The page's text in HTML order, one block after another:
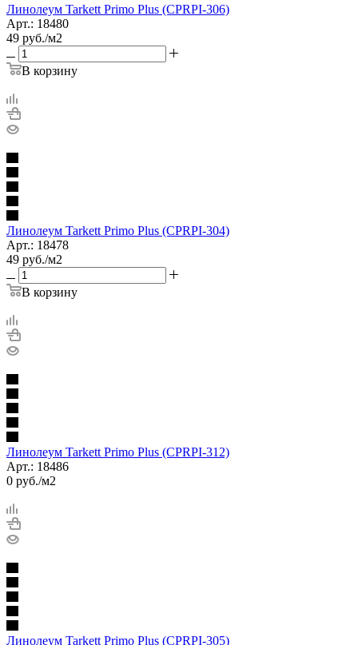
Линолеум Tarkett Primo Plus (CPRPI-306)
Арт.: 18480
49 руб./м2
В корзину
Линолеум Tarkett Primo Plus (CPRPI-304)
Арт.: 18478
49 руб./м2
В корзину
Линолеум Tarkett Primo Plus (CPRPI-312)
Арт.: 18486
0 руб./м2
Линолеум Tarkett Primo Plus (CPRPI-305)